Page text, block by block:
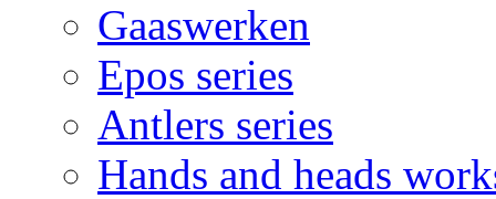
Gaaswerken
Epos series
Antlers series
Hands and heads